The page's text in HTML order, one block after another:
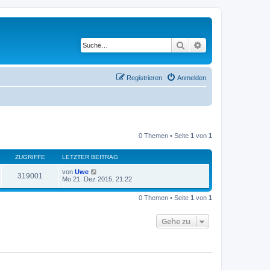
Suche
Anmelden
Registrieren
0 Themen • Seite 1 von 1
ZUGRIFFE LETZTER BEITRAG
319001 von Uwe
Mo 21. Dez 2015, 21:22
0 Themen • Seite 1 von 1
Gehe zu